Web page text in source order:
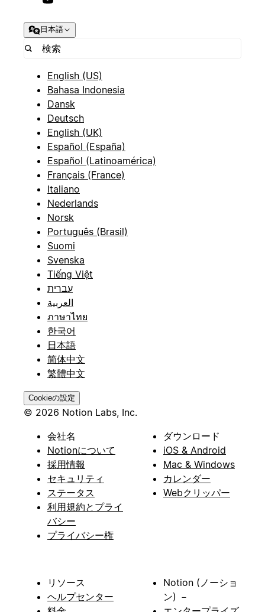
日本語
English (US)
Bahasa Indonesia
Dansk
Deutsch
English (UK)
Español (España)
Español (Latinoamérica)
Français (France)
Italiano
Nederlands
Norsk
Português (Brasil)
Suomi
Svenska
Tiếng Việt
עברית
العربية
ภาษาไทย
한국어
日本語
简体中文
繁體中文
Cookieの設定
© 2026 Notion Labs, Inc.
会社名
Notionについて
採用情報
セキュリティ
ステータス
利用規約とプライ
バシー
プライバシー権
ダウンロード
iOS & Android
Mac & Windows
カレンダー
Webクリッパー
リソース
ヘルプセンター
Notion (ノーショ
ン) －